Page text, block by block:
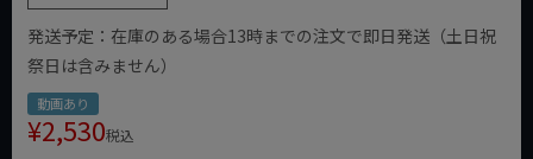
発送予定：在庫のある場合13時までの注文で即日発送（土日祝
祭日は含みません）
動画あり
¥2,530税込